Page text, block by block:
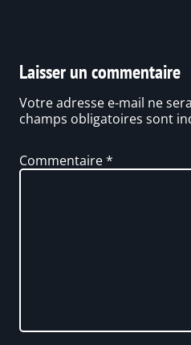
Laisser un commentaire
Votre adresse e-mail ne
champs obligatoires sont
Commentaire*